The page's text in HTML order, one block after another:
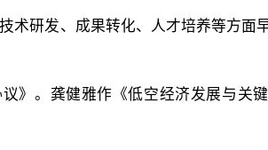
术研发、成果转化、人才培养等方面
》。龚健雅作《低空经济发展与关